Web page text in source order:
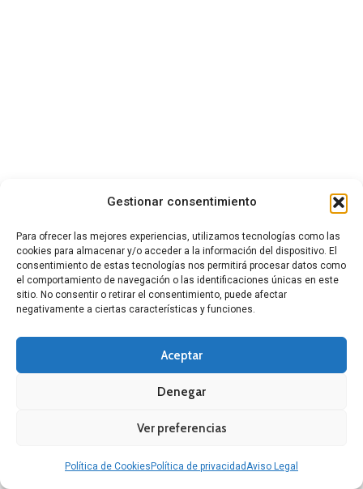
Gestionar consentimiento
Para ofrecer las mejores experiencias, utilizamos tecnologías como las
cookies para almacenar y/o acceder a la información del dispositivo. El
consentimiento de estas tecnologías nos permitirá procesar datos como
el comportamiento de navegación o las identificaciones únicas en este
sitio. No consentir o retirar el consentimiento, puede afectar
negativamente a ciertas características y funciones.
Aceptar
Denegar
Ver preferencias
Política de Cookies Política de privacidadAviso Legal